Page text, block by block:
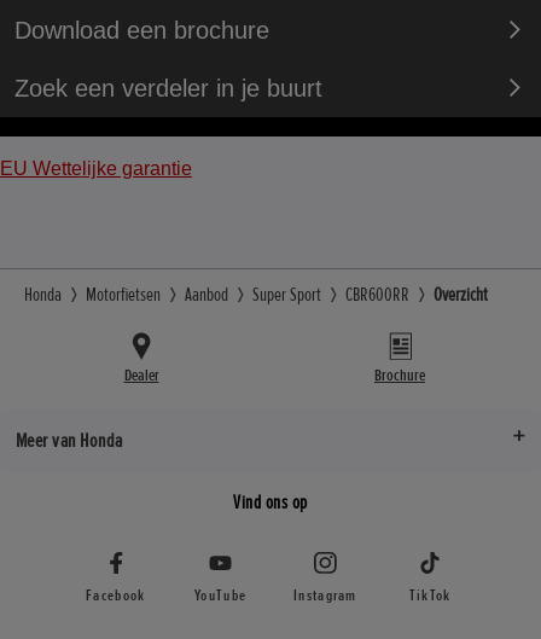
Download een brochure
Zoek een verdeler in je buurt
EU Wettelijke garantie
Honda Motorfietsen Aanbod Super Sport CBR600RR Overzicht
Dealer Brochure
Meer van Honda
Vind ons op
Facebook YouTube Instagram TikTok